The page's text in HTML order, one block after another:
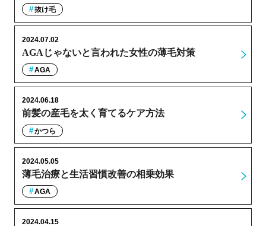
抜け毛
AGAじゃないと言われた女性の薄毛対策
2024.07.02
AGA
前髪の産毛を太く育てるケア方法
2024.06.18
かつら
薄毛治療と生活習慣改善の相乗効果
2024.05.05
AGA
2024.04.15